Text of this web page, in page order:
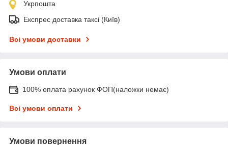
Укрпошта
Експрес доставка таксі (Київ)
Всі умови доставки
Умови оплати
100% оплата рахунок ФОП(наложки немає)
Всі умови оплати
Умови повернення